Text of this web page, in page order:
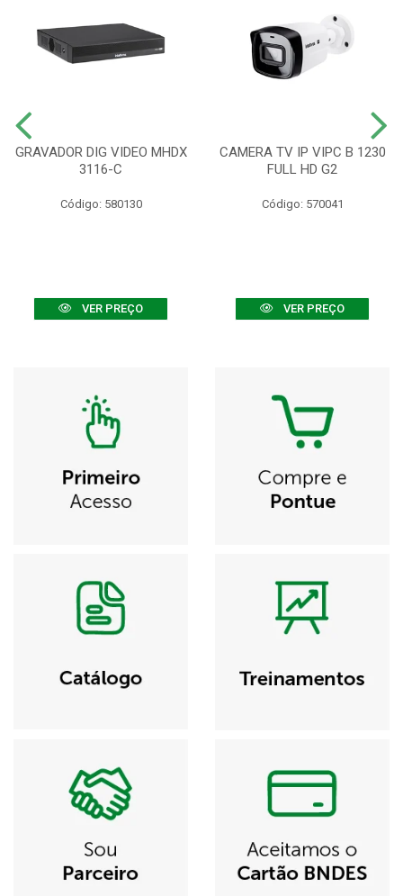
GRAVADOR DIG VIDEO MHDX
3116-C
Código: 580130
VER PREÇO
CAMERA TV IP VIPC B 1230
FULL HD G2
Código: 570041
VER PREÇO